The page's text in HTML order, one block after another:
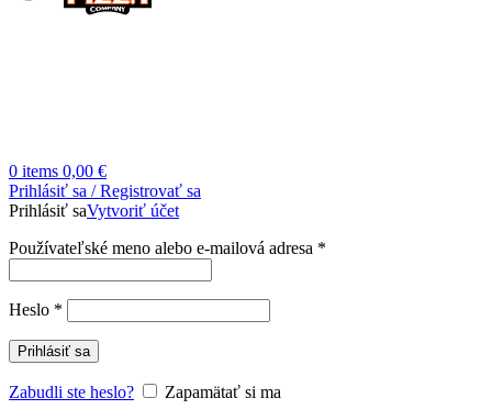
0 items 0,00 €
Prihlásiť sa / Registrovať sa
Prihlásiť saVytvoriť účet
Používateľské meno alebo e-mailová adresa *
Heslo *
Prihlásiť sa
Zabudli ste heslo? Zapamätať si ma